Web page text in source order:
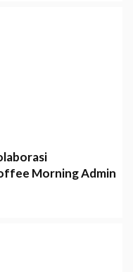
Morning Admin